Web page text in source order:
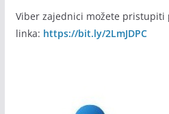
Koristili smo moderne kanale
namijenjeni brzom i efikasnom
https://bit.ly/2LmJDPC